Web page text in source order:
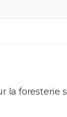
la foresterie